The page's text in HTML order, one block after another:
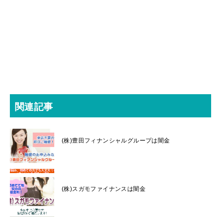
関連記事
(株)豊田フィナンシャルグループは闇金
(株)スガモファイナンスは闇金